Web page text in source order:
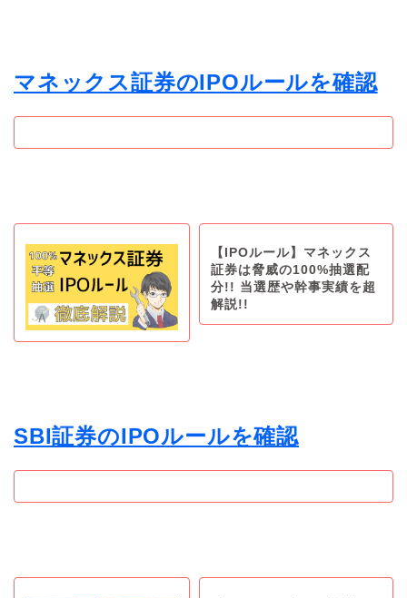
マネックス証券のIPOルールを確認
【IPOルール】マネックス
証券は脅威の100%抽選配
分!! 当選歴や幹事実績を超
解説!!
SBI証券のIPOルールを確認